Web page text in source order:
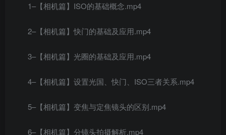
1–【相机篇】ISO的基础概念.mp4
2–【相机篇】快门的基础及应用.mp4
3–【相机篇】光圈的基础及应用.mp4
4–【相机篇】设置光国、快门、ISO三者关系.mp4
5–【相机篇】变焦与定焦镜头的区别.mp4
6–【相机篇】分镜头拍摄解析.mp4